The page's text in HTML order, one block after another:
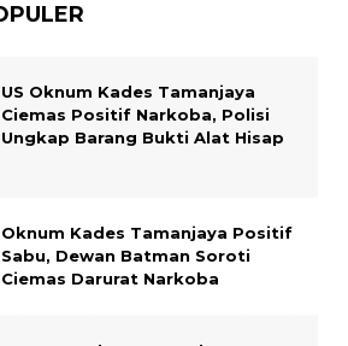
US Oknum Kades Tamanjaya
Ciemas Positif Narkoba, Polisi
Ungkap Barang Bukti Alat Hisap
Oknum Kades Tamanjaya Positif
Sabu, Dewan Batman Soroti
Ciemas Darurat Narkoba